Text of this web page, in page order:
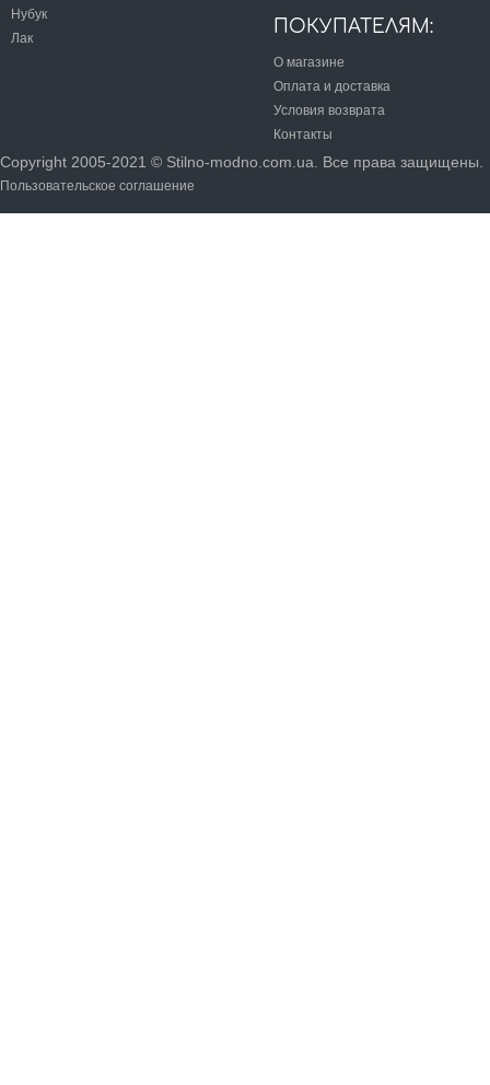
Нубук
Лак
ПОКУПАТЕЛЯМ:
О магазине
Оплата и доставка
Условия возврата
Контакты
Copyright 2005-2021 © Stilno-modno.com.ua. Все права защищены.
Пользовательское соглашение